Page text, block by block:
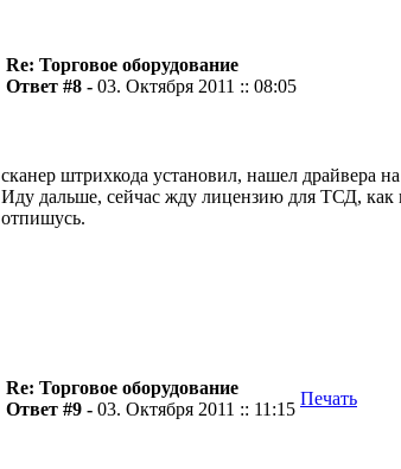
Re: Торговое оборудование
Ответ #8 - 03. Октября 2011 :: 08:05
сканер штрихкода установил, нашел драйвера
Иду дальше, сейчас жду лицензию для ТСД, как
отпишусь.
Re: Торговое оборудование
Ответ #9 - 03. Октября 2011 :: 11:15
Печать